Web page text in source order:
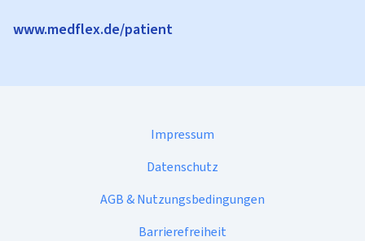
www.medflex.de/patient
Impressum
Datenschutz
AGB & Nutzungsbedingungen
Barrierefreiheit